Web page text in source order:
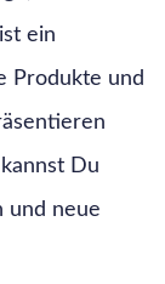
ein
Produkte und
Du
und neue